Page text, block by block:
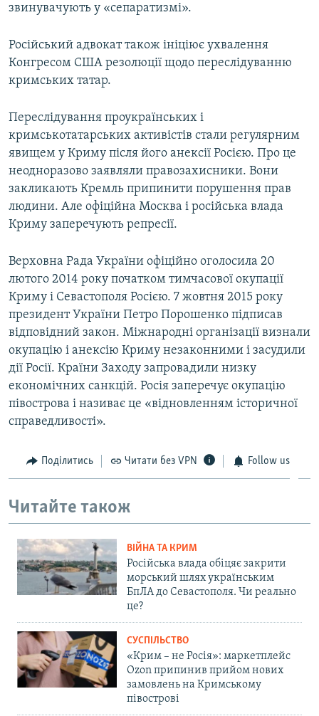
звинувачують у «сепаратизмі».
Російський адвокат також ініціює ухвалення
Конгресом США резолюції щодо переслідуванню
кримських татар.
Переслідування проукраїнських і
кримськотатарських активістів стали регулярним
явищем у Криму після його анексії Росією. Про це
неодноразово заявляли правозахисники. Вони
закликають Кремль припинити порушення прав
людини. Але офіційна Москва і російська влада
Криму заперечують репресії.
Верховна Рада України офіційно оголосила 20
лютого 2014 року початком тимчасової окупації
Криму і Севастополя Росією. 7 жовтня 2015 року
президент України Петро Порошенко підписав
відповідний закон. Міжнародні організації визнали
окупацію і анексію Криму незаконними і засудили
дії Росії. Країни Заходу запровадили низку
економічних санкцій. Росія заперечує окупацію
півострова і називає це «відновленням історичної
справедливості».
Поділитись Читати без VPN Follow us
Читайте також
ВІЙНА ТА КРИМ
Російська влада обіцяє закрити
морський шлях українським
БпЛА до Севастополя. Чи реально
це?
СУСПІЛЬСТВО
«Крим – не Росія»: маркетплейс
Ozon припинив прийом нових
замовлень на Кримському
півострові